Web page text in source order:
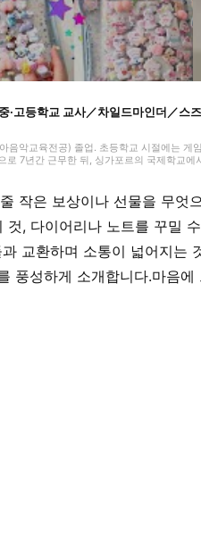
·고등학교 교사／차일드마인더／스
음악교육전공) 졸업. 초등학교 시절에는 게
로 7년간 근무한 뒤, 싱가포르의 국제학교
움이 되는 정보를 전해드립니다. 취미는
작은 보상이나 선물을 무엇
것, 다이어리나 노트를 꾸밀
교환하며 소통이 넓어지는
풍성하게 소개합니다.마음